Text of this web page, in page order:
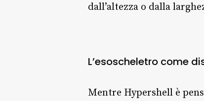
dall’altezza o dalla
L’esoscheletro come
Mentre Hypershell è